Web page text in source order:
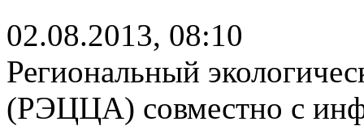
02.08.2013, 08:10
Региональный
(РЭЦЦА) совместно с